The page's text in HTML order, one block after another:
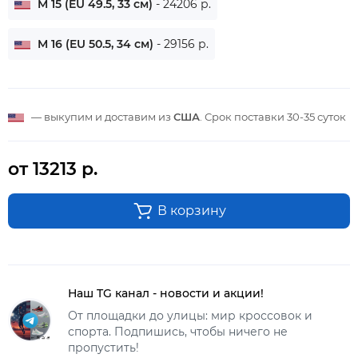
M 15 (EU 49.5, 33 см) - 24206 р.
M 16 (EU 50.5, 34 см) - 29156 р.
— выкупим и доставим из США . Срок поставки 30-35 суток
от 13213 р.
В корзину
Наш TG канал - новости и акции!
От площадки до улицы: мир кроссовок и
спорта. Подпишись, чтобы ничего не
пропустить!